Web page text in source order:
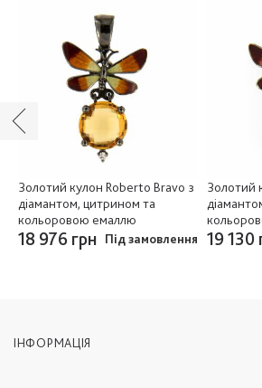
Золотий кулон Roberto Bravo з
діамантом, цитрином та
кольоровою емаллю
18 976 грн Під замовлення
Золотий
19 130
ІНФОРМАЦІЯ